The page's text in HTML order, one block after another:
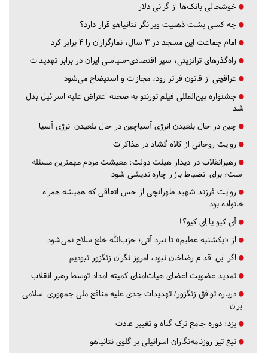
خوشحالی بانک‌ها از گرانی دلار
چه کسی پشت ذهنیت ویرانگر نتانیاهو قرار دارد؟
امام جماعت این مسجد در ۳ سال، نمازگزاران را ۴ برابر کرد
راه‌گذرهای ترانزیتی، سپر اقتصادی-سیاسی ایران در برابر تهدیدات
عراقچی از قانون فراتر رود، مجازات و استیضاح می‌شود
جشنواره بین‌المللی فیلم تورنتو به صحنه اعتراض علیه اسرائیل بدل
شد
چین در حال بلعیدن انرژی آسیاچین در حال بلعیدن انرژی آسیا
روایت روحانی از کلاه گشاد در مذاکرات
رهبرانقلاب در دیدار هیئت دولت: معیشت مردم مهمترین مسئله
است؛ برای انضباط بازار چاره‌اندیشی شود
روایت فرزند شهید طهرانچی از حس اتفاقی که همیشه همراه
خانواده بود
آي كيو يا اِي كيو؟!
از «یکشنبه عظیم» تا نبرد آتی؛ حزب‌الله خلع سلاح نمی‌شود
اگر این اقدام رضاخان نبود، امروز نگران زنگزور نبودیم
تمدید عضویت اعضای هیات‌امنای کمیته امداد توسط رهبر انقلاب
درباره توافق زنگزور/ تهدیدات جدی علیه منافع ملی جمهوری اسلامی
ایران
یزد: دوره جامع ترک گناه و تغییر عادت
تیغ تیز روزنامه‌نگاران اسرائیلی بر گلوی نتانیاهو